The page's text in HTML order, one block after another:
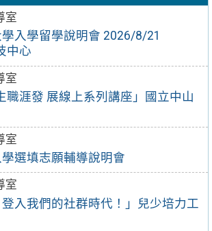
室
入學留學說明會 2026/8/21
中心
室
職涯發 展線上系列講座」國立中山
室
選填志願輔導說明會
室
登入我們的社群時代！」兒少培力工